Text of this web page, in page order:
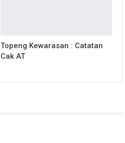
Topeng Kewarasan : Catatan
Cak AT